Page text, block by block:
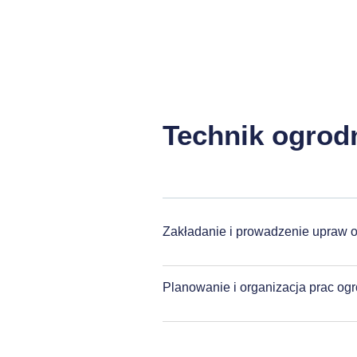
Technik
Zakładanie i prowadzenie upraw
Planowanie i organizacja prac